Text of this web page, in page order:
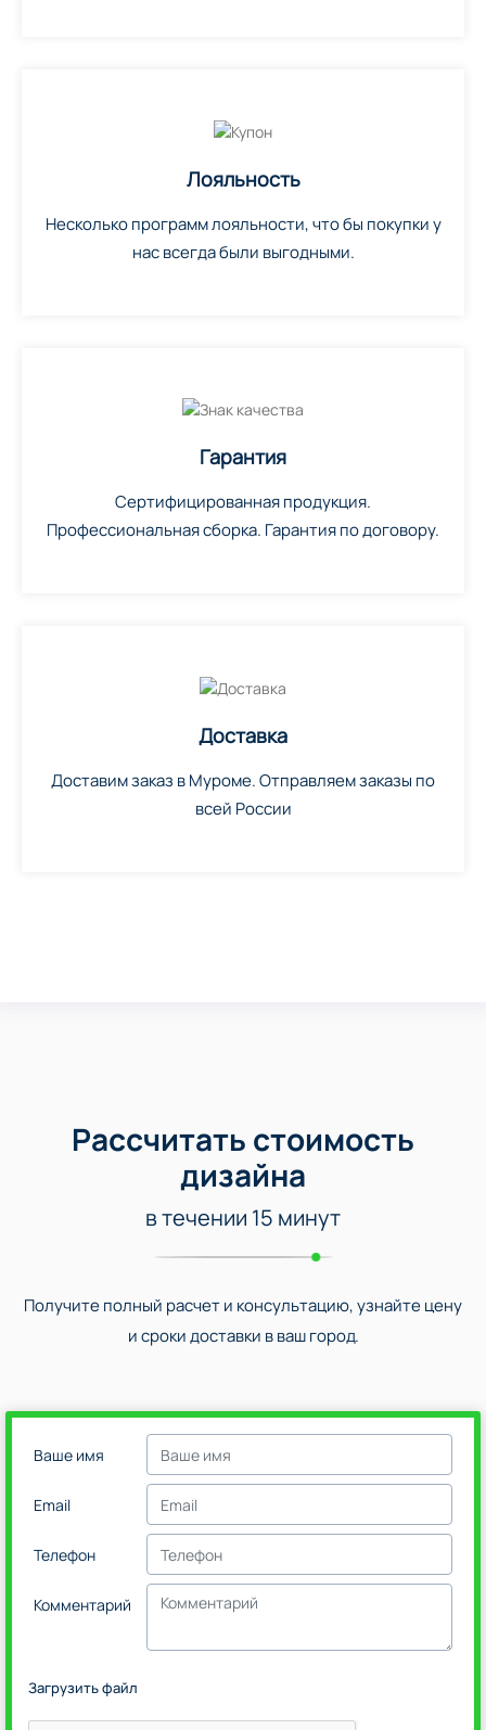
Лояльность
Несколько программ лояльности, что бы покупки у
нас всегда были выгодными.
Гарантия
Сертифицированная продукция.
Профессиональная сборка. Гарантия по договору.
Доставка
Доставим заказ в Муроме. Отправляем заказы по
всей России
Рассчитать стоимость
дизайна
в течении 15 минут
Получите полный расчет и консультацию, узнайте цену
и сроки доставки в ваш город.
Ваше имя
Email
Телефон
Комментарий
Загрузить файл